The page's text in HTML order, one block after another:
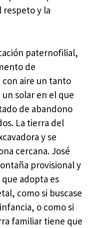
respeto y la
paternofilial,
de
aire un tanto
solar en el que
de abandono
La tierra del
y se
cercana. José
provisional y
adopta es
como si buscase
o como si
familiar tiene que